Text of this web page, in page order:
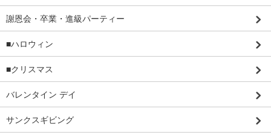
謝恩会・卒業・進級パーティー
■ハロウィン
■クリスマス
バレンタイン デイ
サンクスギビング